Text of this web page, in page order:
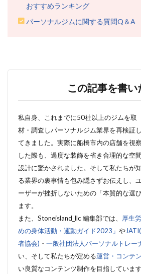
おすすめランキング
パーソナルジムに関する質問Q＆A
この記事を書い
私自身、これまでに50社以上のジムを取
材・調査しパーソナルジム業界を再検証し
てきました。実際に船橋市内の店舗を視察
した際も、過度な装飾を省き合理的な空間
設計に驚かされました。そして私たちが知
る業界の裏事情も包み隠さずお伝えし、ユ
ーザーが挫折しないための「本質的な選
ます。
また、Stoneisland_llc 編集部では、 厚生
めの身体活動・運動ガイド2023」 や
者協会) ・ 一般社団法人パーソナルトレー
い、そして私たちが定める運営・コンテ
い良質なコンテンツ制作を目指しています